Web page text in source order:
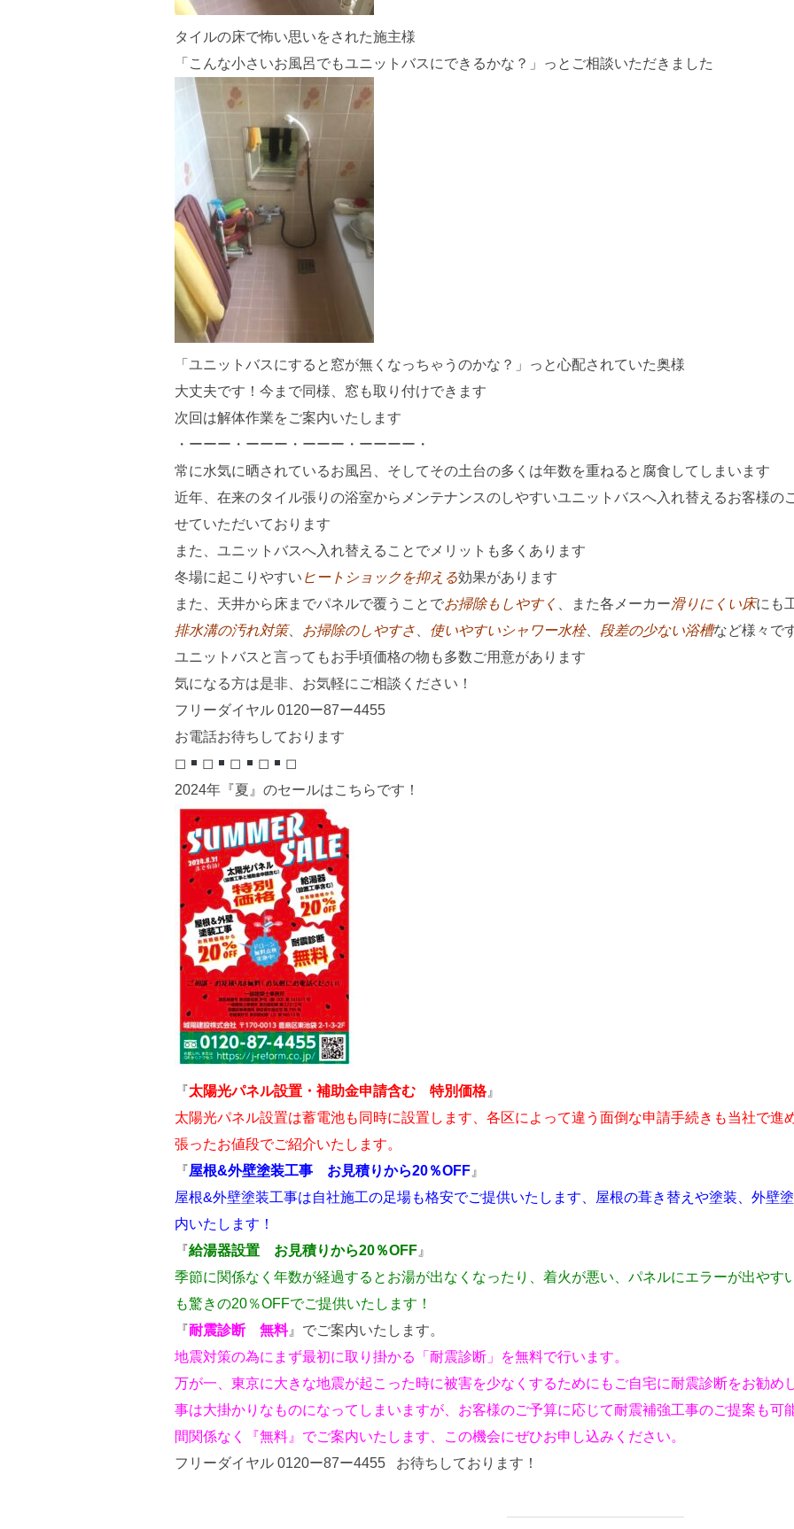
タイルの床で怖い思いをされた施主様
「こんな小さいお風呂でもユニットバスにできるかな？」っとご相談いただきました
「ユニットバスにすると窓が無くなっちゃうのかな？」っと心配されていた奥様
大丈夫です！今まで同様、窓も取り付けできます
次回は解体作業をご案内いたします
・ーーー・ーーー・ーーー・ーーーー・
常に水気に晒されているお風呂、そしてその土台の多くは年数を重ねると腐食してしまいます
近年、在来のタイル張りの浴室からメンテナンスのしやすいユニットバスへ入れ替えるお客様の
せていただいております
また、ユニットバスへ入れ替えることでメリットも多くあります
冬場に起こりやすい ヒートショックを抑える効果があります
また、天井から床までパネルで覆うことでお掃除もしやすく 、また各メーカー滑りにくい床にも
排水溝の汚れ対策、 お掃除のしやすさ 使いやすいシャワー水栓、 段差の少ない浴槽など様々で
ユニットバスと言ってもお手頃価格の物も多数ご用意があります
気になる方は是非、お気軽にご相談ください！
フリーダイヤル 0120ー87ー4455
お電話お待ちしております
◻︎
◻︎ ◻︎ ◻︎
◻︎
2024年『夏』のセールはこちらです！
『太陽光パネル設置・補助金申請含む 特別価格』
太陽光パネル設置は蓄電池も同時に設置します、各区によって違う面倒な申請手続きも当社で進
張ったお値段でご紹介いたします。
『屋根&外壁塗装工事 お見積りから20％OFF 』
屋根&外壁塗装工事は自社施工の足場も格安でご提供いたします、屋根の葺き替えや塗装、外壁
内いたします！
『給湯器設置 お見積りから20％OFF 』
季節に関係なく年数が経過するとお湯が出なくなったり、着火が悪い、パネルにエラーが出やす
も驚きの20％OFFでご提供いたします！
『耐震診断 無料』でご案内いたします。
地震対策の為にまず最初に取り掛かる「耐震診断」を無料で行います。
万が一、東京に大きな地震が起こった時に被害を少なくするためにもご自宅に耐震診断をお勧め
事は大掛かりなものになってしまいますが、お客様のご予算に応じて耐震補強工事のご提案も可
間関係なく『無料』でご案内いたします、この機会にぜひお申し込みください。
フリーダイヤル 0120ー87ー4455 お待ちしております！